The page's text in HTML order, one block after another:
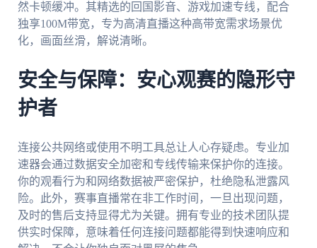
然卡顿缓冲。其精选的回国影音、游戏加速专线，配合
独享100M带宽，专为高清直播这种高带宽需求场景优
化，画面丝滑，解说清晰。
安全与保障：安心观赛的隐形守
护者
连接公共网络或使用不明工具总让人心存疑虑。专业加
速器会通过数据安全加密和专线传输来保护你的连接。
你的观看行为和网络数据被严密保护，杜绝隐私泄露风
险。此外，赛事直播常在非工作时间，一旦出现问题，
及时的售后支持显得尤为关键。拥有专业的技术团队提
供实时保障，意味着任何连接问题都能得到快速响应和